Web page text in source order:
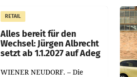
Müller die Initiative „Kreislauf-
Helden“ in allen
österreichischen Müller-Filialen
RETAIL
Alles bereit für den
Wechsel: Jürgen Albrecht
setzt ab 1.1.2027 auf Adeg
WIENER NEUDORF. – Die